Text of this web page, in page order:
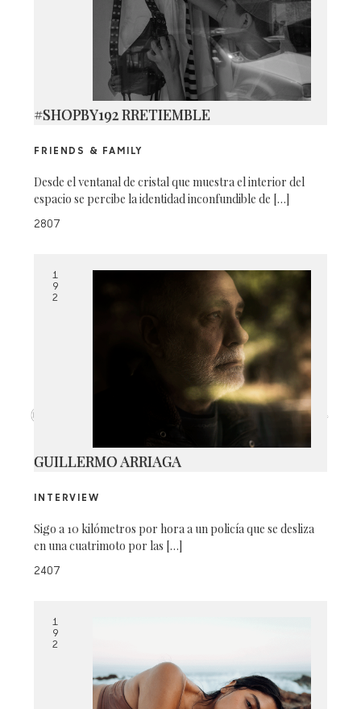
CAPTURA DE PANTALLA 2026-05-
21 A LA(S) 4.29.14 P.M.
#SHOPBY192 RRETIEMBLE
FRIENDS & FAMILY
Desde el ventanal de cristal que muestra el interior del
espacio se percibe la identidad inconfundible de […]
2807
1
9
2
GUILLERMO ARRIAGA
INTERVIEW
Sigo a 10 kilómetros por hora a un policía que se desliza
en una cuatrimoto por las […]
2407
1
9
2